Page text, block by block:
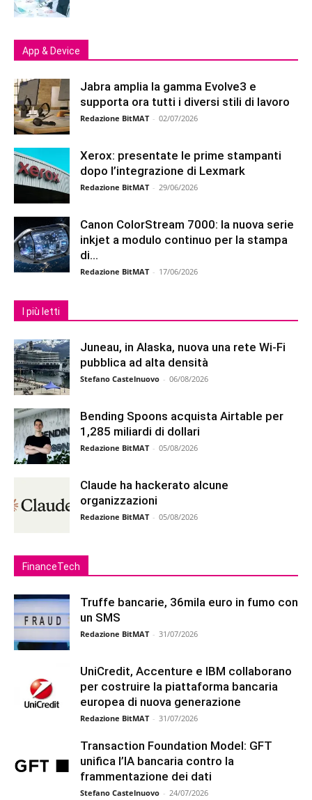
App & Device
Jabra amplia la gamma Evolve3 e
supporta ora tutti i diversi stili di lavoro
Redazione BitMAT - 02/07/2026
Xerox: presentate le prime stampanti
dopo l’integrazione di Lexmark
Redazione BitMAT - 29/06/2026
Canon ColorStream 7000: la nuova serie
inkjet a modulo continuo per la stampa
di...
Redazione BitMAT - 17/06/2026
I più letti
Juneau, in Alaska, nuova una rete Wi-Fi
pubblica ad alta densità
Stefano Castelnuovo - 06/08/2026
Bending Spoons acquista Airtable per
1,285 miliardi di dollari
Redazione BitMAT - 05/08/2026
Claude ha hackerato alcune
organizzazioni
Redazione BitMAT - 05/08/2026
FinanceTech
Truffe bancarie, 36mila euro in fumo con
un SMS
Redazione BitMAT - 31/07/2026
UniCredit, Accenture e IBM collaborano
per costruire la piattaforma bancaria
europea di nuova generazione
Redazione BitMAT - 31/07/2026
Transaction Foundation Model: GFT
unifica l’IA bancaria contro la
frammentazione dei dati
Stefano Castelnuovo - 24/07/2026